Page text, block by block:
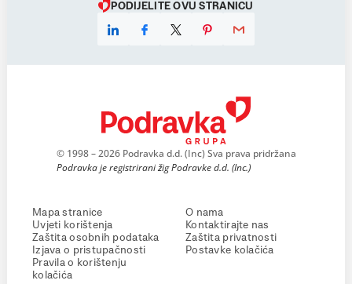
PODIJELITE OVU STRANICU
© 1998 – 2026 Podravka d.d. (Inc) Sva prava pridržana
Podravka je registrirani žig Podravke d.d. (Inc.)
Mapa stranice
Uvjeti korištenja
Zaštita osobnih podataka
Izjava o pristupačnosti
Pravila o korištenju
kolačića
O nama
Kontaktirajte nas
Zaštita privatnosti
Postavke kolačića